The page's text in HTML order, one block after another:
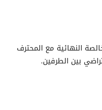
النهائية مع المحترف
بين الطرفين.